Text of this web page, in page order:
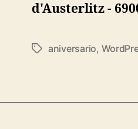
d'Austerlitz -
Tagsaniversario,